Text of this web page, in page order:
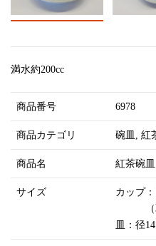
満水約200cc
商品番号 6978
商品カテゴリ 碗皿 紅
商品名 紅茶碗
サイズ
カップ
（取
皿：径